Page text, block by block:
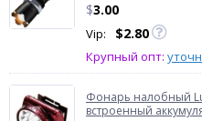
$3.00
Vip: $2.80
Крупный опт:
Фонарь налобный
встроенный